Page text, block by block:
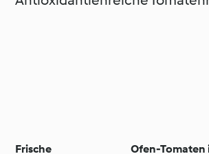
Frische
Ofen-Tomaten